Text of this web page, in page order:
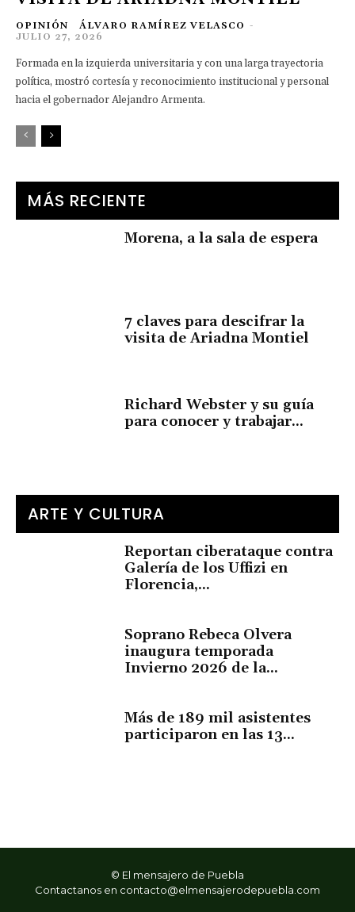
OPINIÓN ÁLVARO RAMÍREZ VELASCO -
JULIO 27, 2026
Formada en la izquierda universitaria y con una larga trayectoria
política, mostró cortesía y reconocimiento institucional y personal
hacia el gobernador Alejandro Armenta.
MÁS RECIENTE
Morena, a la sala de espera
7 claves para descifrar la
visita de Ariadna Montiel
Richard Webster y su guía
para conocer y trabajar...
ARTE Y CULTURA
Reportan ciberataque contra
Galería de los Uffizi en
Florencia,...
Soprano Rebeca Olvera
inaugura temporada
Invierno 2026 de la...
Más de 189 mil asistentes
participaron en las 13...
© El mensajero de Puebla
Contactanos en contacto@elmensajerodepuebla.com